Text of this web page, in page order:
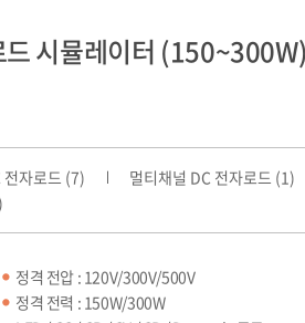
시뮬레이터
전자로드 (7)
멀티채널 DC 전자로드 (1)
정격 전압 : 120V/300V/500V
정격 전력 : 150W/300W